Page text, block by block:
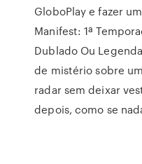
GloboPlay e fazer
Manifest: 1ª
Dublado Ou
de mistério sobre
radar sem deixar
depois, como se